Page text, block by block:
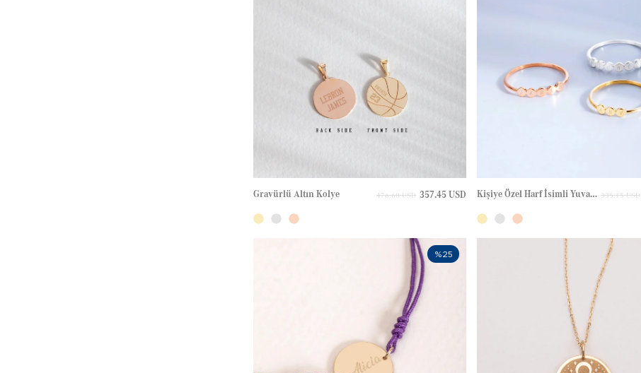
Gravürlü Altın Kolye 357.45 USD
476.60 USD Kişiye Özel Harf İsimli Yuvarlak Plaka Altın Yüzük 335.15 USD
%25